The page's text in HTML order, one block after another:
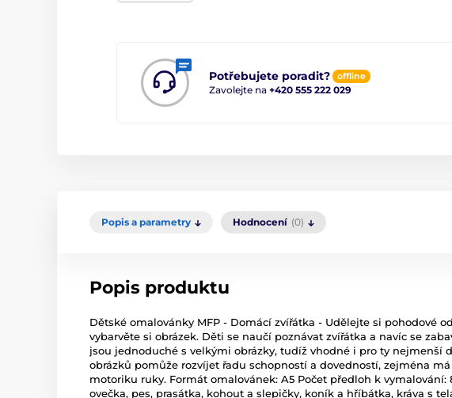
Potřebujete poradit? offline
Zavolejte na +420 555 222 029
Popis a parametry Hodnocení (0)
Popis produktu
Dětské omalovánky MFP - Domácí zvířátka - Udělejte si pohodové
vybarvěte si obrázek. Děti se naučí poznávat zvířátka a navíc se
jsou jednoduché s velkými obrázky, tudíž vhodné i pro ty nejmenší
obrázků pomůže rozvíjet řadu schopností a dovedností, zejména
motoriku ruky. Formát omalovánek: A5 Počet předloh k vymalování:
ovečka, pes, prasátka, kohout a slepičky, koník a hříbátka, kráva s